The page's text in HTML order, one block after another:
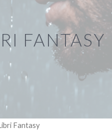
FANTASY
Fantasy